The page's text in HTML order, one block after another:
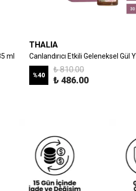
ml
THALIA
Canlandırıcı Etkili Geleneksel Gül
%40
₺ 810.00
₺ 486.00